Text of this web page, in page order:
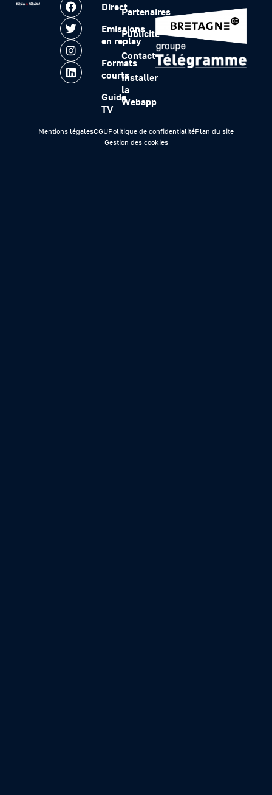
Direct
Emissions
en replay
Formats
courts
Guide
TV
Partenaires
Publicité
Contact
Installer
la
Webapp
Mentions légalesCGUPolitique de confidentialitéPlan du site
Gestion des cookies